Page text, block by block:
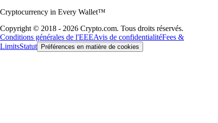
Cryptocurrency in Every Wallet™
Copyright © 2018 - 2026 Crypto.com. Tous droits réservés.
Conditions générales de l'EEEAvis de confidentialitéFees &
LimitsStatut Préférences en matière de cookies